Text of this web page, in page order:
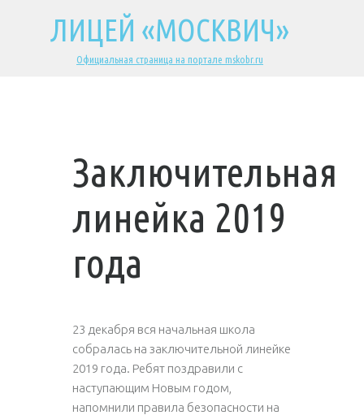
ЛИЦЕЙ «МОСКВИЧ»
Официальная страница на портале mskobr.ru
Заключительная
линейка 2019
года
23 декабря вся начальная школа
собралась на заключительной линейке
2019 года. Ребят поздравили с
наступающим Новым годом,
напомнили правила безопасности на